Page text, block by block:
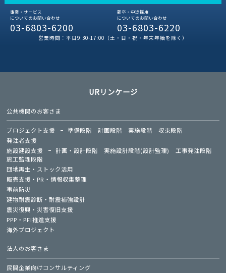
事業・サービス
についてのお問い合わせ
03-6803-6200
新卒・中途採用
についてのお問い合わせ
03-6803-6220
営業時間：平日9:30-17:00（土・日・祝・年末年始を除く）
URリンケージ
公共機関のお客さま
プロジェクト支援 準備段階 計画段階 実施段階
収束段階
発注者支援
施設建設支援
計画・設計段階 実施設計段階(設計監理)
工事発注段階
施工監理段階
団地再生・ストック活用
販売支援・PR・情報収集整理
事前防災
建物耐震診断・耐震補強設計
震災復興・災害復旧支援
PPP・PFI推進支援
海外プロジェクト
法人のお客さま
民間企業向けコンサルティング